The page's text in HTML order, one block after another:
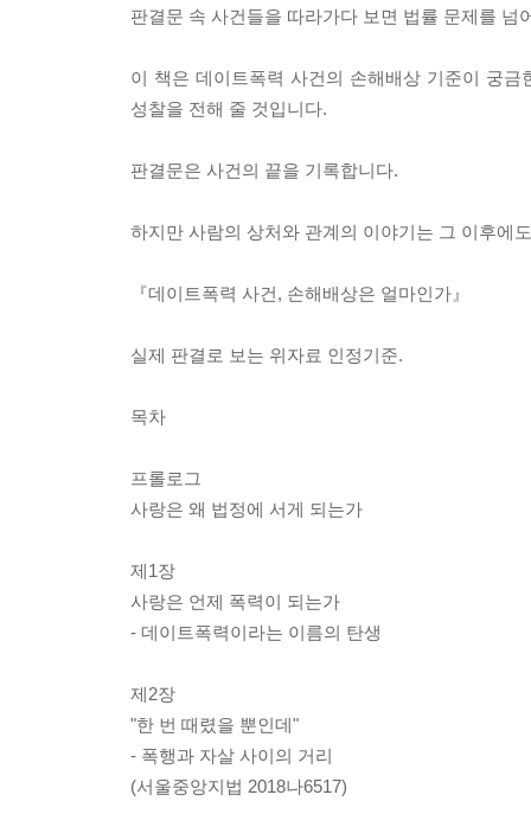
판결문 속 사건들을 따라가다 보면 법률 문제를
이 책은 데이트폭력 사건의 손해배상 기준이 궁
성찰을 전해 줄 것입니다.
판결문은 사건의 끝을 기록합니다.
하지만 사람의 상처와 관계의 이야기는 그 이후에
『데이트폭력 사건, 손해배상은 얼마인가』
실제 판결로 보는 위자료 인정기준.
목차
프롤로그
사랑은 왜 법정에 서게 되는가
제1장
사랑은 언제 폭력이 되는가
- 데이트폭력이라는 이름의 탄생
제2장
"한 번 때렸을 뿐인데"
- 폭행과 자살 사이의 거리
(서울중앙지법 2018나6517)